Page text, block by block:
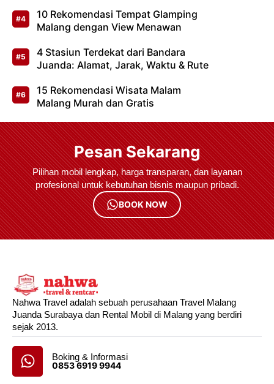
10 Rekomendasi Tempat Glamping
Malang dengan View Menawan
4 Stasiun Terdekat dari Bandara
Juanda: Alamat, Jarak, Waktu & Rute
15 Rekomendasi Wisata Malam
Malang Murah dan Gratis
Pesan Sekarang
Pilihan mobil lengkap, harga transparan, dan layanan
profesional untuk kebutuhan bisnis maupun pribadi.
BOOK NOW
Nahwa Travel adalah sebuah perusahaan Travel Malang
Juanda Surabaya dan Rental Mobil di Malang yang berdiri
sejak 2013.
Boking & Informasi
0853 6919 9944